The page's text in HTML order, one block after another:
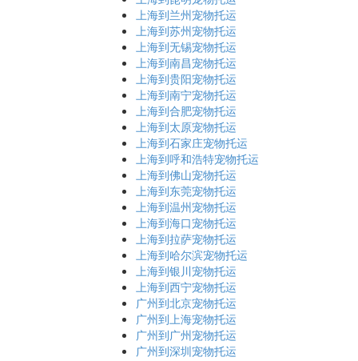
上海到兰州宠物托运
上海到苏州宠物托运
上海到无锡宠物托运
上海到南昌宠物托运
上海到贵阳宠物托运
上海到南宁宠物托运
上海到合肥宠物托运
上海到太原宠物托运
上海到石家庄宠物托运
上海到呼和浩特宠物托运
上海到佛山宠物托运
上海到东莞宠物托运
上海到温州宠物托运
上海到海口宠物托运
上海到拉萨宠物托运
上海到哈尔滨宠物托运
上海到银川宠物托运
上海到西宁宠物托运
广州到北京宠物托运
广州到上海宠物托运
广州到广州宠物托运
广州到深圳宠物托运